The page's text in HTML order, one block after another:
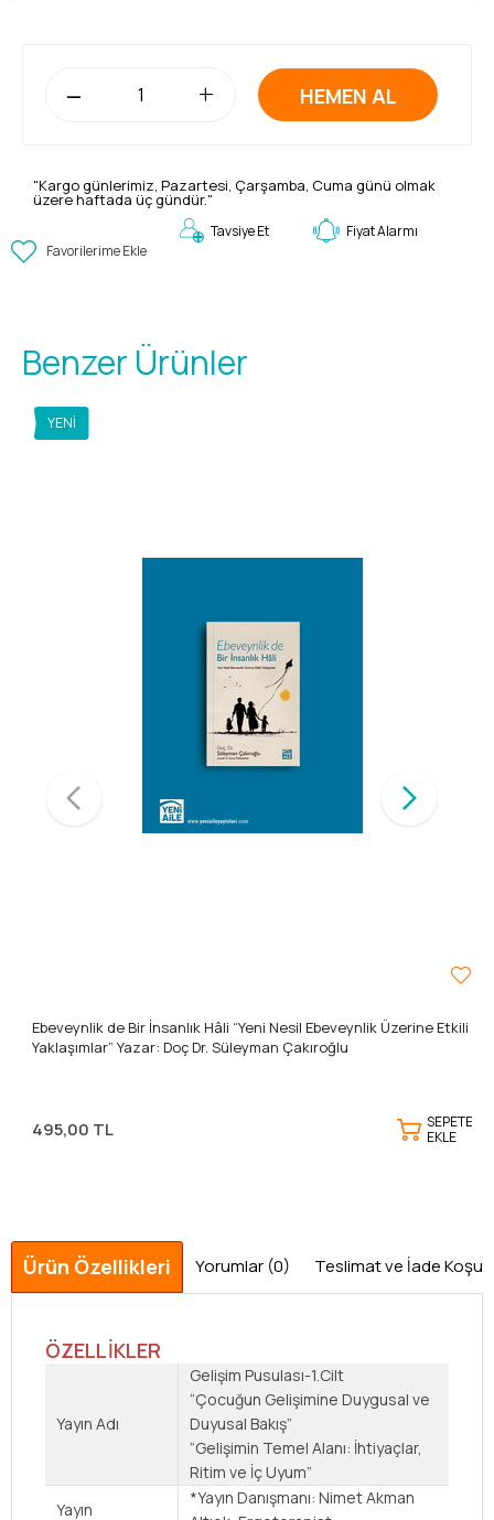
- + HEMEN AL
"Kargo günlerimiz, Pazartesi, Çarşamba, Cuma günü olmak
üzere haftada üç gündür."
Favorilerime Ekle
Tavsiye Et Fiyat Alarmı
Benzer Ürünler
YENI
Ebeveynlik de Bir İnsanlık Hâli “Yeni Nesil Ebeveynlik Üzerine Etkili
Yaklaşımlar” Yazar: Doç Dr. Süleyman Çakıroğlu
495,00 TL
SEPETE
EKLE
Ürün Özellikleri Yorumlar (0) Teslimat ve İade
ÖZELLİKLER
Yayın Adı
Gelişim Pusulası-1.Cilt
“Çocuğun Gelişimine Duygusal ve
Duyusal Bakış”
“Gelişimin Temel Alanı: İhtiyaçlar,
Ritim ve İç Uyum”
Yayın
*Yayın Danışmanı: Nimet Akman